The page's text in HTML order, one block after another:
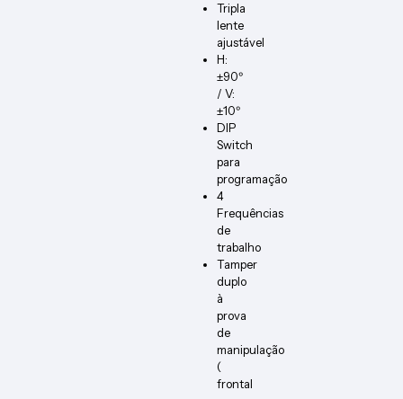
Tripla
lente
ajustável
H:
±90º
/ V:
±10º
DIP
Switch
para
programação
4
Frequências
de
trabalho
Tamper
duplo
à
prova
de
manipulação
(
frontal